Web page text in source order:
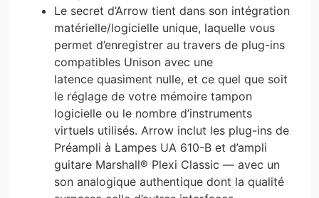
Le secret d’Arrow tient dans son intégration
matérielle/logicielle unique, laquelle vous
permet d’enregistrer au travers de plug-ins
compatibles Unison avec une
latence quasiment nulle, et ce quel que soit
le réglage de votre mémoire tampon
logicielle ou le nombre d’instruments
virtuels utilisés. Arrow inclut les plug-ins de
Préampli à Lampes UA 610-B et d’ampli
guitare Marshall® Plexi Classic — avec un
son analogique authentique dont la qualité